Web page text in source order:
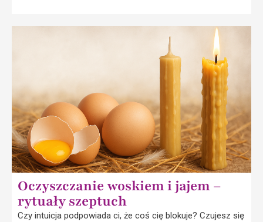
Oczyszczanie woskiem i jajem –
rytuały szeptuch
Czy intuicja podpowiada ci, że coś cię blokuje? Czujesz się